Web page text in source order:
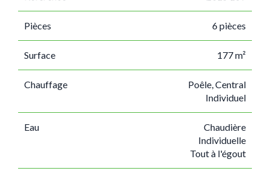
Pièces 6 pièces
Surface 177 m²
Chauffage
Poêle, Central
Individuel
Eau
Chaudière
Individuelle
Tout à l'égout